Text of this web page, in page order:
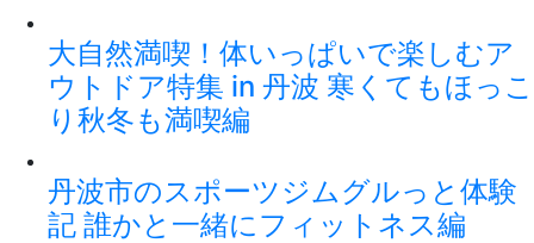
大自然満喫！体いっぱいで楽しむア
ウトドア特集 in 丹波 寒くてもほっこ
り秋冬も満喫編
丹波市のスポーツジムグルっと体験
記 誰かと一緒にフィットネス編